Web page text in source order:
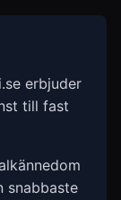
erbjuder
till fast
snabbaste